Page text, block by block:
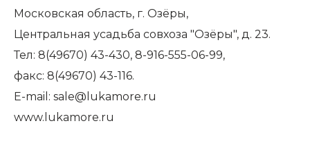
Московская область, г. Озёры,
Центральная усадьба совхоза "Озёры", д. 23.
Тел: 8(49670) 43-430, 8-916-555-06-99,
факс: 8(49670) 43-116.
E-mail: sale@lukamore.ru
www.lukamore.ru